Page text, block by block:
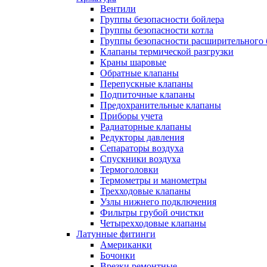
Вентили
Группы безопасности бойлера
Группы безопасности котла
Группы безопасности расширительного
Клапаны термической разгрузки
Краны шаровые
Обратные клапаны
Перепускные клапаны
Подпиточные клапаны
Предохранительные клапаны
Приборы учета
Радиаторные клапаны
Редукторы давления
Сепараторы воздуха
Спускники воздуха
Термоголовки
Термометры и манометры
Трехходовые клапаны
Узлы нижнего подключения
Фильтры грубой очистки
Четырехходовые клапаны
Латунные фитинги
Американки
Бочонки